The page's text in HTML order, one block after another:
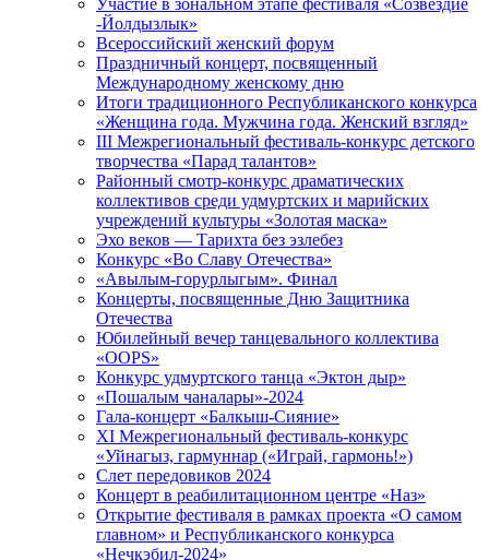
Участие в зональном этапе фестиваля «Созвездие
-Йолдызлык»
Всероссийский женский форум
Праздничный концерт, посвященный
Международному женскому дню
Итоги традиционного Республиканского конкурса
«Женщина года. Мужчина года. Женский взгляд»
III Межрегиональный фестиваль-конкурс детского
творчества «Парад талантов»
Районный смотр-конкурс драматических
коллективов среди удмуртских и марийских
учреждений культуры «Золотая маска»
Эхо веков — Тарихта без эзлебез
Конкурс «Во Славу Отечества»
«Авылым-горурлыгым». Финал
Концерты, посвященные Дню Защитника
Отечества
Юбилейный вечер танцевального коллектива
«OOPS»
Конкурс удмуртского танца «Эктон дыр»
«Пошалым чаналары»-2024
Гала-концерт «Балкыш-Сияние»
XI Межрегиональный фестиваль-конкурс
«Уйнагыз, гармуннар («Играй, гармонь!»)
Слет передовиков 2024
Концерт в реабилитационном центре «Наз»
Открытие фестиваля в рамках проекта «О самом
главном» и Республиканского конкурса
«Нечкэбил-2024»